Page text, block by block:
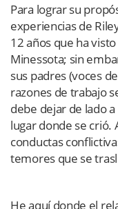
Para lograr su
experiencias de
12 años que ha
Minessota; sin
sus padres (voces
razones de trabajo
debe dejar de lado
lugar donde se crió.
conductas
temores que se
He aquí donde el